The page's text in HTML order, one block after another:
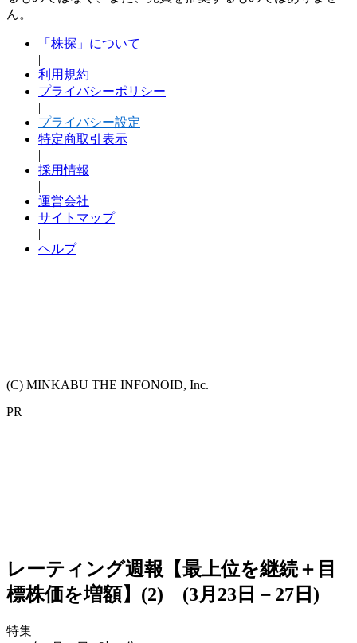
ん。
「株探」について
|
利用規約
プライバシーポリシー
|
プライバシー設定
特定商取引表示
|
採用情報
|
運営会社
サイトマップ
|
ヘルプ
(C) MINKABU THE INFONOID, Inc.
PR
レーティング週報【最上位を継続＋目
標株価を増額】(2) (3月23日－27日)
特集